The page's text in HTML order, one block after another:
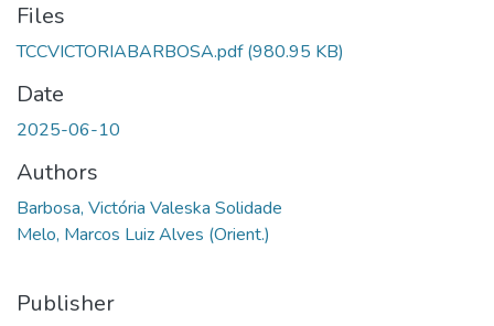
Files
TCCVICTORIABARBOSA.pdf(980.95 KB)
Date
2025-06-10
Authors
Barbosa, Victória Valeska Solidade
Melo, Marcos Luiz Alves (Orient.)
Publisher